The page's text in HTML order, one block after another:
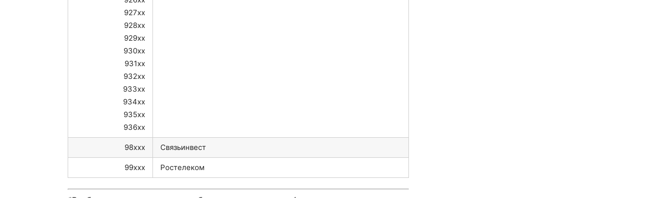
927xx
928xx
929xx
930xx
931xx
932xx
933xx
934xx
935xx
936xx
98xxx Связьинвест
99xxx Ростелеком